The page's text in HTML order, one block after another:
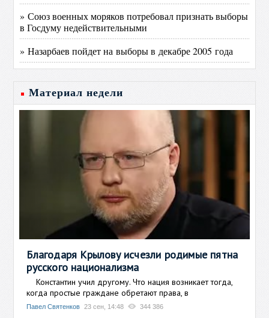
» Союз военных моряков потребовал признать выборы
в Госдуму недействительными
» Назарбаев пойдет на выборы в декабре 2005 года
Материал недели
Благодаря Крылову исчезли родимые пятна
русского национализма
Константин учил другому. Что нация возникает тогда,
когда простые граждане обретают права, в
Павел Святенков 23 сен, 14:48 344 386